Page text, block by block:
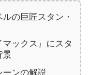
の巨匠スタン・
ックス』にスタ
景
ンの解説